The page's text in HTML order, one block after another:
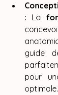
: La
guide
pour
optimale.